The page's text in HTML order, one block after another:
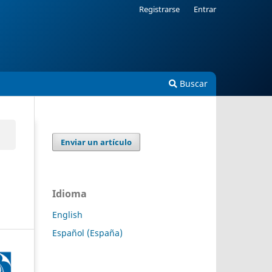
Buscar
Registrarse Entrar
Enviar un artículo
Idioma
English
Español (España)